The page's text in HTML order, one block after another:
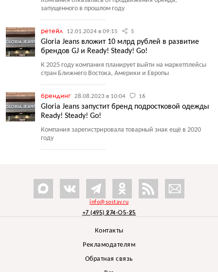
запущенного в прошлом году
ретейл 12.01.2024 в 09:15 5
Gloria Jeans вложит 10 млрд рублей в развитие
брендов GJ и Ready! Steady! Go!
К 2025 году компания планирует выйти на маркетплейсы
стран Ближнего Востока, Америки и Европы
брендинг 28.08.2023 в 10:04 16
Gloria Jeans запустит бренд подростковой одежды
Ready! Steady! Go!
Компания зарегистрировала товарный знак ещё в 2020
году
info@sostav.ru
+7 (495) 274-05-25
Контакты
Рекламодателям
Обратная связь